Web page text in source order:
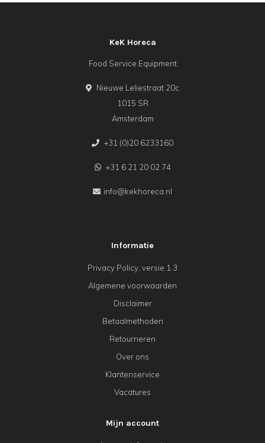
KeK Horeca
Food Service Equipment
Nieuwe Leliestraat 20c
1015 SR
Amsterdam
+31 (0)20 6233160
+31 6 21 20 02 74
info@kekhoreca.nl
Informatie
Privacy Policy, versie 1.3
Algemene voorwaarden
Disclaimer
Betaalmethoden
Retourneren
Over ons
Klantenservice
Vacatures
Mijn account